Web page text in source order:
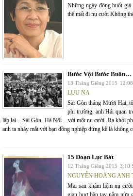
Những ngày đông buốt
thể mất đi nụ cười Không
Bước Vội Bước Buồn…
13 Tháng Giêng 2015
LƯU NA
Sài Gòn tháng Mười Hai,
phi trường, anh Hải quan
lập lại _ Sài Gòn, Hà Nội _ với một nụ cười. Ra khỏi
anh ta nháy mắt với bạn đồng nghiệp đứng kề là không
15 Đoạn Lục Bát
12 Tháng Giêng 2015 3:10
NGUYỄN HOÀNG ANH
Mai sau khâm liệm nụ
gian huơ bàn tay nắm nửa